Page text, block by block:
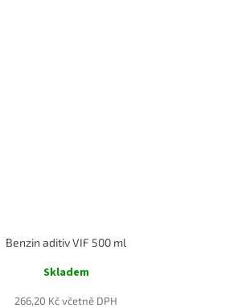
Benzin aditiv VIF 500 ml
Skladem
266,20 Kč včetně DPH